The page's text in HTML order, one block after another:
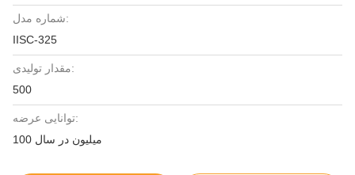
شماره مدل:
IISC-325
مقدار تولیدی:
500
توانایی عرضه:
100 میلیون در سال